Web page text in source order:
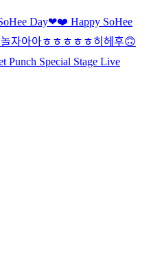
Day❤❤️ Happy SoHee
자아아ㅎㅎㅎㅎㅎ히헤후🙃
Punch Special Stage Live